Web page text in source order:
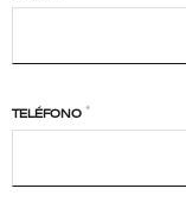
TELÉFONO *